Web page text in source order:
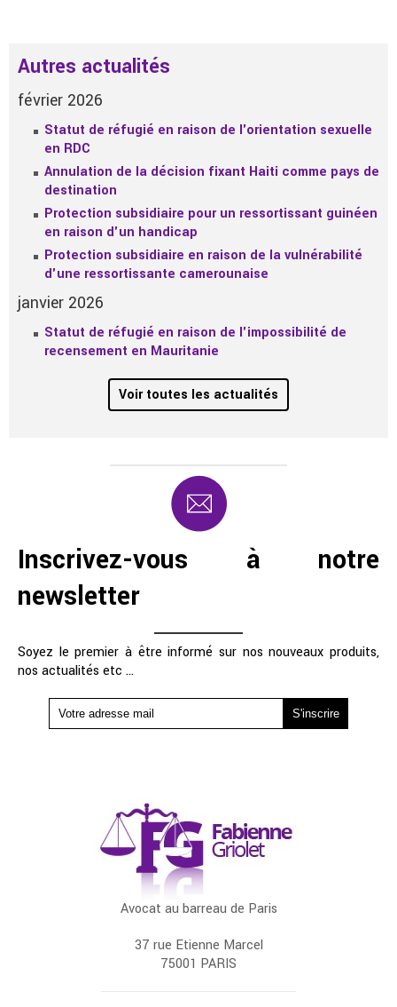
Autres actualités
février 2026
Statut de réfugié en raison de l'orientation sexuelle
en RDC
Annulation de la décision fixant Haiti comme pays de
destination
Protection subsidiaire pour un ressortissant guinéen
en raison d'un handicap
Protection subsidiaire en raison de la vulnérabilité
d'une ressortissante camerounaise
janvier 2026
Statut de réfugié en raison de l'impossibilité de
recensement en Mauritanie
Voir toutes les actualités
Inscrivez-vous à notre
newsletter
Soyez le premier à être informé sur nos nouveaux produits,
nos actualités etc ...
Avocat au barreau de Paris
37 rue Etienne Marcel
75001 PARIS